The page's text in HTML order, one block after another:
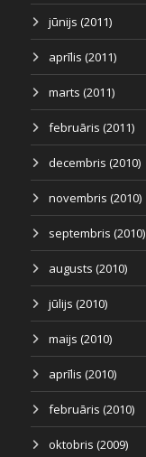
jūnijs (2011)
aprīlis (2011)
marts (2011)
februāris (2011)
decembris (2010)
novembris (2010)
septembris (2010)
augusts (2010)
jūlijs (2010)
maijs (2010)
aprīlis (2010)
februāris (2010)
oktobris (2009)